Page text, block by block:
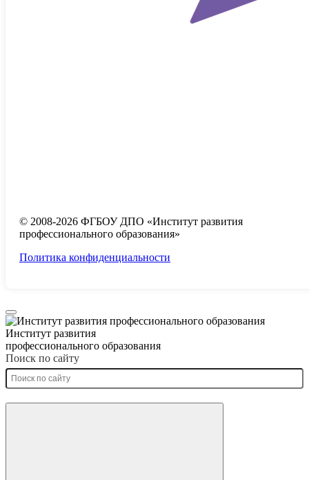
© 2008-2026 ФГБОУ ДПО «Институт развития
профессионального образования»
Политика конфиденциальности
Институт развития
профессионального образования
Поиск по сайту